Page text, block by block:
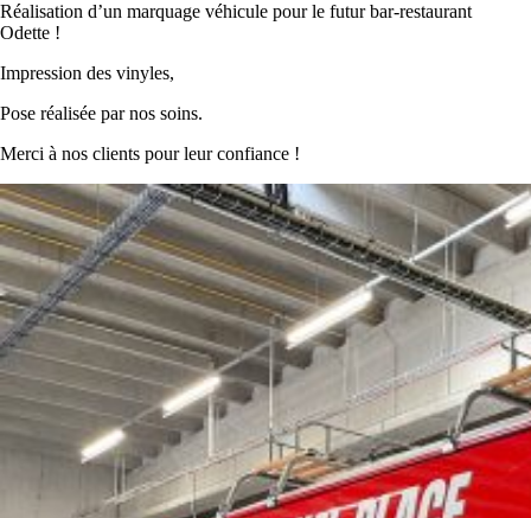
Réalisation d’un marquage véhicule pour le futur bar-restaurant
Odette !
Impression des vinyles,
Pose réalisée par nos soins.
Merci à nos clients pour leur confiance !